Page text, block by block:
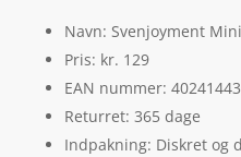
Navn: Svenjoyment
Pris: kr. 129
EAN nummer:
Returret: 365 dage
Indpakning: Diskret og